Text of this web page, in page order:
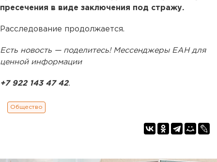
пресечения в виде заключения под стражу.
Расследование продолжается.
Есть новость — поделитесь! Мессенджеры ЕАН для
ценной информации
+7 922 143 47 42.
Общество